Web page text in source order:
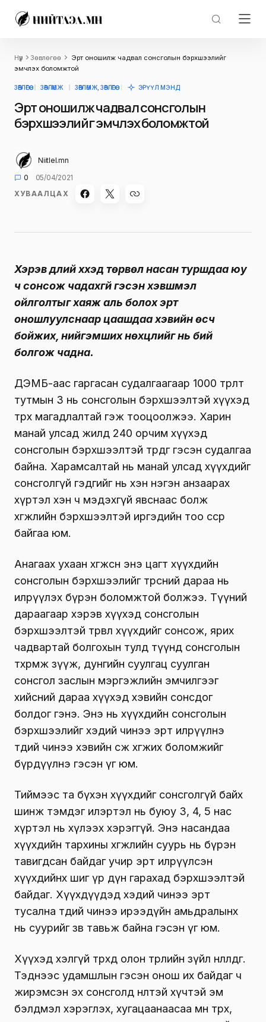
Нүүр Зөвлөгөө
Эрт оношилж чадвал сонсголын бэрхшээлийг
эмчлэх боломжтой
ЗӨВЛӨГӨӨ ЗӨВЛӨМЖ ЗӨВЛӨМЖ, ЗӨВЛӨГӨӨ ЭРҮҮЛ МЭНД
Эрт оношилж чадвал сонсголын
бэрхшээлийг эмчлэх боломжтой
Niitlel.mn
0
05/04/2021
ХУВААЛЦАХ
Хэрэв дүлий хүүхэд төрвөл насан туршдаа юу
ч сонсож чадахгүй гэсэн хэвшмэл
ойлголтыгхаяжаль болох эрт
оношлуулснаарцаашдаа хэвийн өсч
бойжих, нийгэмших нөхцлийг нь бий
болгож чадна.
ДЭМБ-аас гаргасан судалгаагаар 1000 төрөлт
тутмын 3 нь сонсголын бэрхшээлтэй хүүхэд
төрөх магадлалтай гэж тооцоолжээ. Харин
манай улсад жилд 240 орчим хүүхэд
сонсголын бэрхшээлтэй төрдөг гэсэн судалгаа
байна. Харамсалтай нь манай улсад хүүхдийг
сонсголгүй гэдгийг нь хэн нэгэн анзаарах
хүртэл хэн ч мэдэхгүй явснаас болж
хөгжлийн бэрхшээлтэй иргэдийн тоо өссөөр
байгаа юм.
Анагаах ухаан хөгжсөн энэ цагт хүүхдийн
сонсголын бэрхшээлийг төрсний дараа нь
илрүүлэх бүрэн боломжтой болжээ. Түүний
дараагаар хэрэв хүүхэд сонсголын
бэрхшээлтэй төрвөл хүүхдийг сонсож, ярих
чадвартай болгохын тулд түүнд сонсголын
төхөөрөмж зүүж, дунгийн суулгац суулган
сонсгол заслын мэргэжлийн эмчилгээг
хийсний дараа хүүхэд хэвийн сонсдог
болдог гэнэ. Энэ нь хүүхдийн сонсголын
бэрхшээлийг хэдий чинээ эрт илрүүлнэ
төдий чинээ хэвийн өсөж хөгжих боломжийг
бүрдүүлнэ гэсэн үг юм.
Тиймээс та бүхэн хүүхдийг сонсголгүй байх
шинж тэмдэг илэртэл нь буюу 3, 4, 5 нас
хүртэл нь хүлээх хэрэггүй. Энэ насандаа
хүүхдийн тархины хөгжлийн суурь нь бүрэн
тавигдсан байдаг учир эрт илрүүлсэн
хүүхдийнх шиг үр дүн гарахад бэрхшээлтэй
байдаг. Хүүхдүүдэд хэдий чинээ эрт
тусална төдий чинээ ирээдүйн амьдралынх
нь суурийг зөв тавьж байна гэсэн үг юм.
Хүүхэд хэлгүй төрөхөд олон төрлийн зүйл нөлөөлдөг.
Тэднээс удамшлын гэсэн онош их байдаг ч
жирэмсэн эх сонсголд нөлөөтэй хүчтэй эм
бэлдмэл хэрэглэх, хугацаанаасаа өмнө төрөх,